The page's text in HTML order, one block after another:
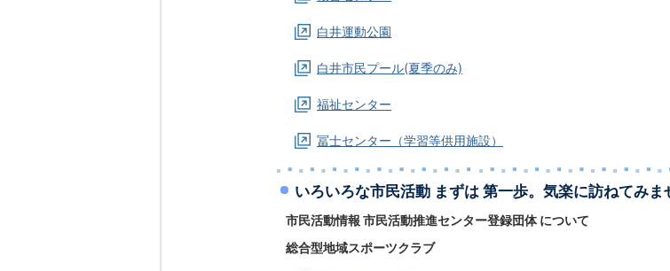
白井運動公園
白井市民プール(夏季のみ)
福祉センター
冨士センター（学習等供用施設）
いろいろな市民活動 まずは 第一歩。気楽に訪ねてみま
市民活動情報 市民活動推進センター登録団体 について
総合型地域スポーツクラブ